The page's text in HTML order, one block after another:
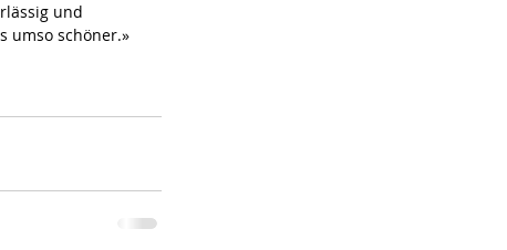
und
umso schöner.»